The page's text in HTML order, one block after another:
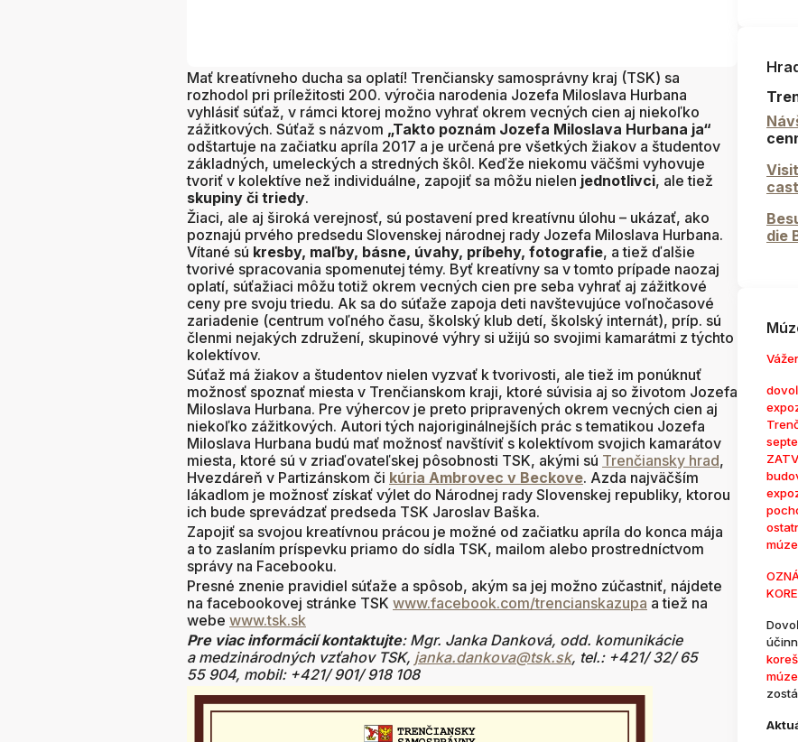
Mať kreatívneho ducha sa oplatí! Trenčiansky samosprávny kraj (TSK) sa
rozhodol pri príležitosti 200. výročia narodenia Jozefa Miloslava Hurbana
vyhlásiť súťaž, v rámci ktorej možno vyhrať okrem vecných cien aj niekoľko
zážitkových. Súťaž s názvom „Takto poznám Jozefa Miloslava Hurbana ja“
odštartuje na začiatku apríla 2017 a je určená pre všetkých žiakov a študentov
základných, umeleckých a stredných škôl. Keďže niekomu väčšmi vyhovuje
tvoriť v kolektíve než individuálne, zapojiť sa môžu nielen jednotlivci, ale tiež
skupiny či triedy.
Žiaci, ale aj široká verejnosť, sú postavení pred kreatívnu úlohu – ukázať, ako
poznajú prvého predsedu Slovenskej národnej rady Jozefa Miloslava Hurbana.
Vítané sú kresby, maľby, básne, úvahy, príbehy, fotografie, a tiež ďalšie
tvorivé spracovania spomenutej témy. Byť kreatívny sa v tomto prípade naozaj
oplatí, súťažiaci môžu totiž okrem vecných cien pre seba vyhrať aj zážitkové
ceny pre svoju triedu. Ak sa do súťaže zapoja deti navštevujúce voľnočasové
zariadenie (centrum voľného času, školský klub detí, školský internát), príp. sú
členmi nejakých združení, skupinové výhry si užijú so svojimi kamarátmi z týchto
kolektívov.
Súťaž má žiakov a študentov nielen vyzvať k tvorivosti, ale tiež im ponúknuť
možnosť spoznať miesta v Trenčianskom kraji, ktoré súvisia aj so životom Jozefa
Miloslava Hurbana. Pre výhercov je preto pripravených okrem vecných cien aj
niekoľko zážitkových. Autori tých najoriginálnejších prác s tematikou Jozefa
Miloslava Hurbana budú mať možnosť navštíviť s kolektívom svojich kamarátov
miesta, ktoré sú v zriaďovateľskej pôsobnosti TSK, akými sú Trenčiansky hrad,
Hvezdáreň v Partizánskom či kúria Ambrovec v Beckove. Azda najväčším
lákadlom je možnosť získať výlet do Národnej rady Slovenskej republiky, ktorou
ich bude sprevádzať predseda TSK Jaroslav Baška.
Zapojiť sa svojou kreatívnou prácou je možné od začiatku apríla do konca mája
a to zaslaním príspevku priamo do sídla TSK, mailom alebo prostredníctvom
správy na Facebooku.
Presné znenie pravidiel súťaže a spôsob, akým sa jej možno zúčastniť, nájdete
na facebookovej stránke TSK www.facebook.com/trencianskazupa a tiež na
webe www.tsk.sk
Pre viac informácií kontaktujte: Mgr. Janka Danková, odd. komunikácie
a medzinárodných vzťahov TSK, janka.dankova@tsk.sk, tel.: +421/ 32/ 65
55 904, mobil: +421/ 901/ 918 108
die